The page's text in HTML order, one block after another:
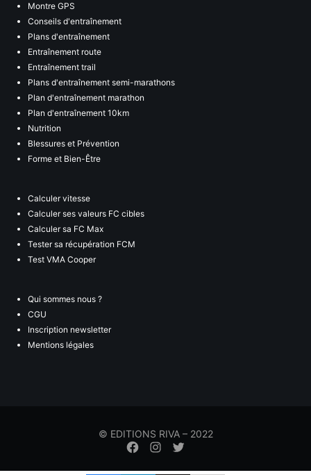
Montre GPS
Conseils d'entraînement
Plans d'entraînement
Entraînement route
Entraînement trail
Plans d'entraînement semi-marathons
Plan d'entraînement marathon
Plan d'entraînement 10km
Nutrition
Blessures et Prévention
Forme et Bien-Être
Calculer vitesse
Calculer ses valeurs FC cibles
Calculer sa FC Max
Tester sa récupération FCM
Test VMA Cooper
Qui sommes nous ?
CGU
Inscription newsletter
Mentions légales
© EDITIONS RIVA – 2022
Élément
menude
de